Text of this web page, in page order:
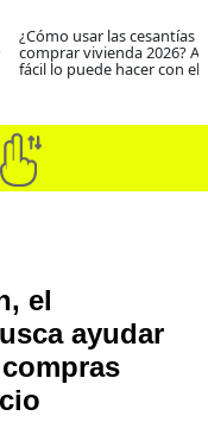
¿Cómo usar las cesantías
comprar vivienda 2026?
fácil lo puede hacer con el
el
ayudar